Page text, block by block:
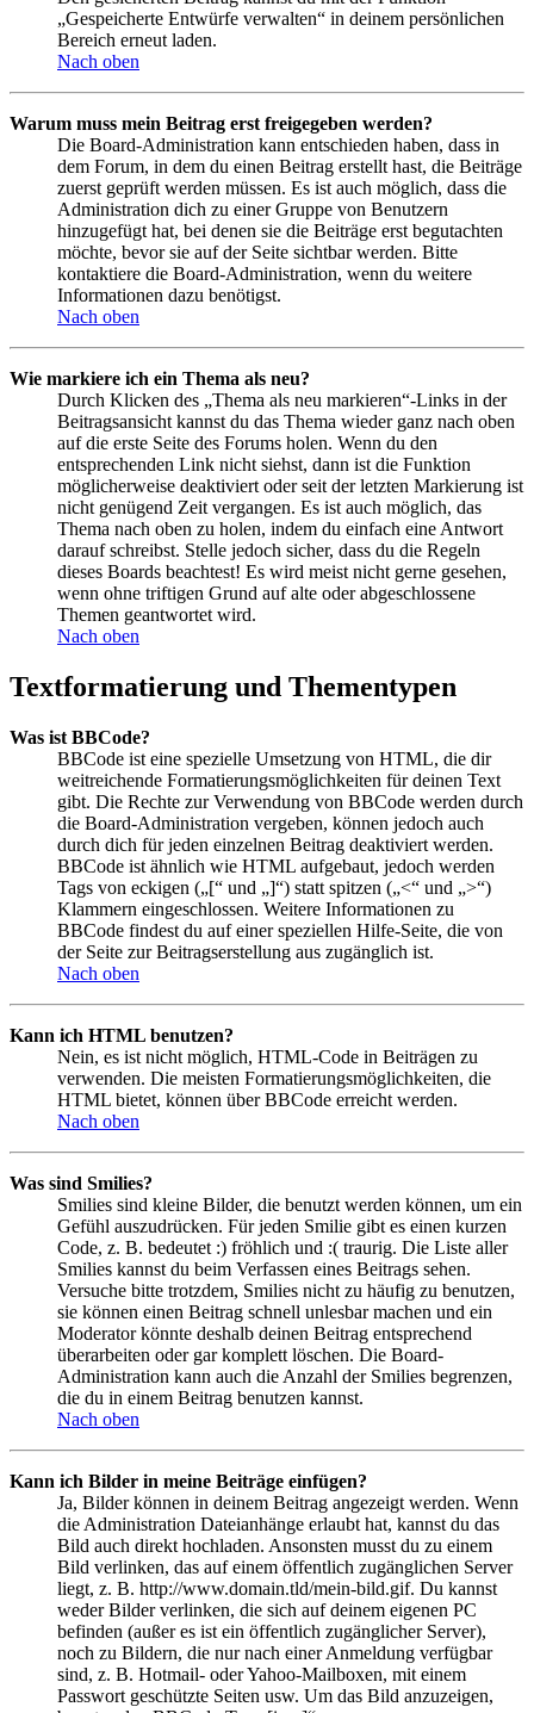
„Gespeicherte Entwürfe verwalten“ in deinem persönlichen
Bereich erneut laden.
Nach oben
Warum muss mein Beitrag erst freigegeben werden?
Die Board-Administration kann entschieden haben, dass in
dem Forum, in dem du einen Beitrag erstellt hast, die Beiträge
zuerst geprüft werden müssen. Es ist auch möglich, dass die
Administration dich zu einer Gruppe von Benutzern
hinzugefügt hat, bei denen sie die Beiträge erst begutachten
möchte, bevor sie auf der Seite sichtbar werden. Bitte
kontaktiere die Board-Administration, wenn du weitere
Informationen dazu benötigst.
Nach oben
Wie markiere ich ein Thema als neu?
Durch Klicken des „Thema als neu markieren“-Links in der
Beitragsansicht kannst du das Thema wieder ganz nach oben
auf die erste Seite des Forums holen. Wenn du den
entsprechenden Link nicht siehst, dann ist die Funktion
möglicherweise deaktiviert oder seit der letzten Markierung ist
nicht genügend Zeit vergangen. Es ist auch möglich, das
Thema nach oben zu holen, indem du einfach eine Antwort
darauf schreibst. Stelle jedoch sicher, dass du die Regeln
dieses Boards beachtest! Es wird meist nicht gerne gesehen,
wenn ohne triftigen Grund auf alte oder abgeschlossene
Themen geantwortet wird.
Nach oben
Textformatierung und Thementypen
Was ist BBCode?
BBCode ist eine spezielle Umsetzung von HTML, die dir
weitreichende Formatierungsmöglichkeiten für deinen Text
gibt. Die Rechte zur Verwendung von BBCode werden durch
die Board-Administration vergeben, können jedoch auch
durch dich für jeden einzelnen Beitrag deaktiviert werden.
BBCode ist ähnlich wie HTML aufgebaut, jedoch werden
Tags von eckigen („[“ und „]“) statt spitzen („<“ und „>“)
Klammern eingeschlossen. Weitere Informationen zu
BBCode findest du auf einer speziellen Hilfe-Seite, die von
der Seite zur Beitragserstellung aus zugänglich ist.
Nach oben
Kann ich HTML benutzen?
Nein, es ist nicht möglich, HTML-Code in Beiträgen zu
verwenden. Die meisten Formatierungsmöglichkeiten, die
HTML bietet, können über BBCode erreicht werden.
Nach oben
Was sind Smilies?
Smilies sind kleine Bilder, die benutzt werden können, um ein
Gefühl auszudrücken. Für jeden Smilie gibt es einen kurzen
Code, z. B. bedeutet :) fröhlich und :( traurig. Die Liste aller
Smilies kannst du beim Verfassen eines Beitrags sehen.
Versuche bitte trotzdem, Smilies nicht zu häufig zu benutzen,
sie können einen Beitrag schnell unlesbar machen und ein
Moderator könnte deshalb deinen Beitrag entsprechend
überarbeiten oder gar komplett löschen. Die Board-
Administration kann auch die Anzahl der Smilies begrenzen,
die du in einem Beitrag benutzen kannst.
Nach oben
Kann ich Bilder in meine Beiträge einfügen?
Ja, Bilder können in deinem Beitrag angezeigt werden. Wenn
die Administration Dateianhänge erlaubt hat, kannst du das
Bild auch direkt hochladen. Ansonsten musst du zu einem
Bild verlinken, das auf einem öffentlich zugänglichen Server
liegt, z. B. http://www.domain.tld/mein-bild.gif. Du kannst
weder Bilder verlinken, die sich auf deinem eigenen PC
befinden (außer es ist ein öffentlich zugänglicher Server),
noch zu Bildern, die nur nach einer Anmeldung verfügbar
sind, z. B. Hotmail- oder Yahoo-Mailboxen, mit einem
Passwort geschützte Seiten usw. Um das Bild anzuzeigen,